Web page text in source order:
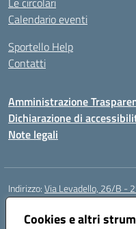
Cookies e altri
Calendario eventi
Sportello Help
Contatti
Amministrazione
Dichiarazione di
Note legali
Indirizzo:Via Levadello, 26/B -
Centralino:
Posta elettronica certificata